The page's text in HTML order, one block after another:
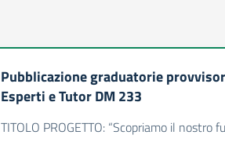
Pubblicazione graduatorie
Esperti e Tutor DM 233
TITOLO PROGETTO: “Scopriamo il nostro